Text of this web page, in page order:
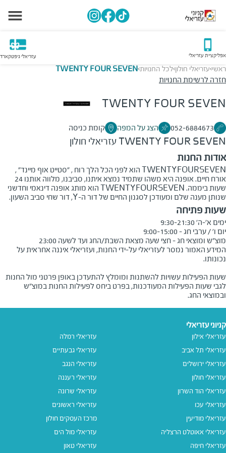
אפליקציית עזריאלי עזריאלי גיפטקארד
ראשי>עזריאלי חולון>לכל החנויות>
TWENTY FOUR SEVEN
חזרה לרשימת החנויות
TWENTY FOUR SEVEN
052-6884673 הצג על המפה קומת כניסה
TWENTY FOUR SEVENעזריאלי חולון
אודות החנות
TWENTYFOURSEVEN הוא לפני הכל הלך רוח , "סטייט אוף מיינד" ,
אורח חיים. אופנה היא משהו שתמיד נמצא איתנו, סביבנו, מלווה אותנו 24
שעות ביממה. TWENTYFOURSEVEN הוא מותג אופנה דינאמי וחדשני
שנותן מענה שלם ומעודכן לסגנון החיים של דור ה-Y, דור שחי סביב השעון.
שעות פתיחה
מוצ"ש ומוצאי חג - חצי שעה מצאת השבת/החג ועד לשעה 23:00
המידע האמור נמסר לעזריאלי על-ידי החנות, ועזריאלי איננה אחראית על
שעות הפעילות עשויות להשתנות ומומלץ להתעדכן באופן פרטני מול החנות
לגבי שעות הפעילות המעודכנות, בפרט ביחס לפעילות החנות במוצ"ש
ובמוצאי החג.
קניוני עזריאלי
עזריאלי אילון
עזריאלי תל אביב
עזריאלי ירושלים
עזריאלי חולון
עזריאלי הוד השרון
עזריאלי עכו
עזריאלי מודיעין
עזריאלי אאוטלט הרצליה
עזריאלי חיפה
עזריאלי רמלה
עזריאלי גבעתיים
עזריאלי הנגב
עזריאלי רעננה
עזריאלי שרונה
עזריאלי ראשונים
מרכז העסקים חולון
עזריאלי מול הים
עזריאלי טאון